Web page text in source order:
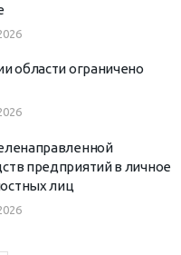
области ограничено
предприятий в личное
лиц